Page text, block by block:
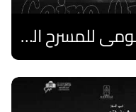
حفل أفتتاح المهرجان القومى للمسرح الصرى